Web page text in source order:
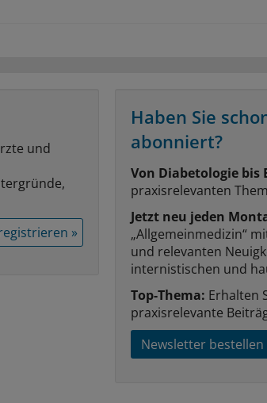
und
»
Haben Sie
abonniert?
Von Diabetologie bis
praxisrelevanten
Jetzt neu jeden
„Allgemeinmedizin“
und relevanten
internistischen und
Top-Thema: Erhalten
praxisrelevante
Newsletter bestellen